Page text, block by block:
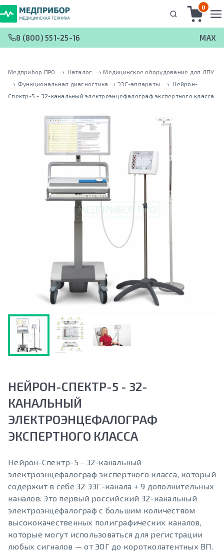
0
8 (800) 551-25-16 MAX
Медприбор ПРО → Каталог → Медицинское оборудование для ЛПУ
→ Функциональная диагностика → ЭЭГ-аппараты → Нейрон-
Спектр-5 - 32-канальный электроэнцефалограф экспертного класса
НЕЙРОН-СПЕКТР-5 - 32-
КАНАЛЬНЫЙ
ЭЛЕКТРОЭНЦЕФАЛОГРАФ
ЭКСПЕРТНОГО КЛАССА
Нейрон-Спектр-5 - 32-канальный
электроэнцефалограф экспертного класса, который
содержит в себе 32 ЭЭГ-канала + 9 дополнительных
каналов. Это первый российский 32-канальный
электроэнцефалограф с большим количеством
высококачественных полиграфических каналов,
которые могут использоваться для регистрации
любых сигналов — от ЭОГ до коротколатентных ВП.